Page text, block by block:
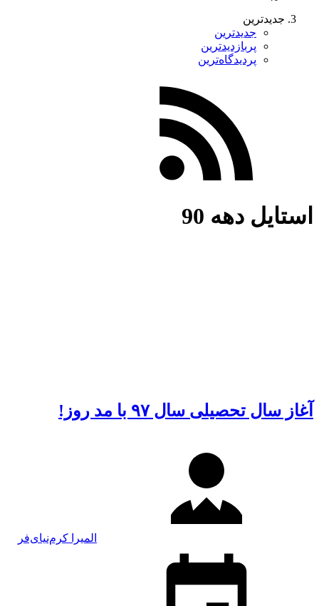
جدیدترین
جدیدترین
پربازدیدترین
پردیدگاه‌ترین
استایل دهه 90
آغاز سال تحصیلی سال ۹۷ با مد روز!
المیرا کرم‌نیای‌فر